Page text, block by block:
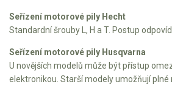
Seřízení motorové pily Hecht
Standardní šrouby L, H a T. Postup
Seřízení motorové pily Husqvarna
U novějších modelů může být přístup
elektronikou. Starší modely umožňují plné